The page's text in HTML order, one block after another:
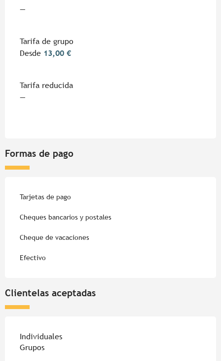
—
Tarifa de grupo
Desde 13,00 €
Tarifa reducida
—
Formas de pago
Tarjetas de pago
Cheques bancarios y postales
Cheque de vacaciones
Efectivo
Clientelas aceptadas
Individuales
Grupos